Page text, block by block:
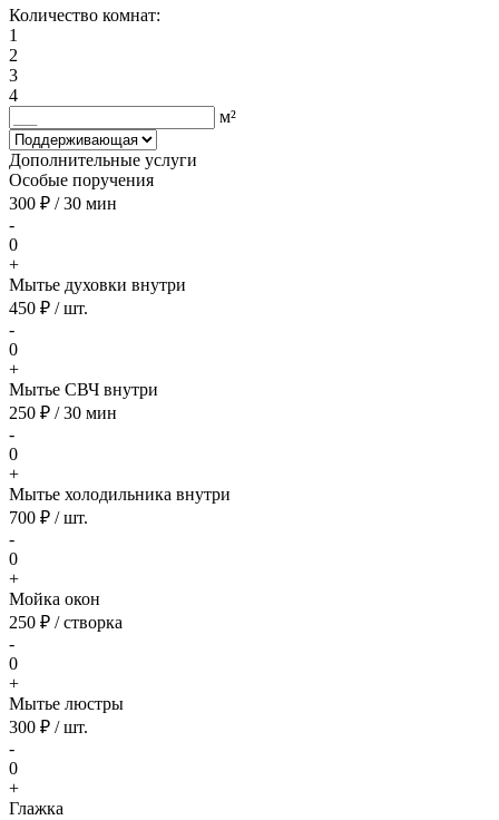
Количество комнат:
1
2
3
4
м²
Дополнительные услуги
Особые поручения
300 ₽ / 30 мин
-
0
+
Мытье духовки внутри
450 ₽ / шт.
-
0
+
Мытье СВЧ внутри
250 ₽ / 30 мин
-
0
+
Мытье холодильника внутри
700 ₽ / шт.
-
0
+
Мойка окон
250 ₽ / створка
-
0
+
Мытье люстры
300 ₽ / шт.
-
0
+
Глажка